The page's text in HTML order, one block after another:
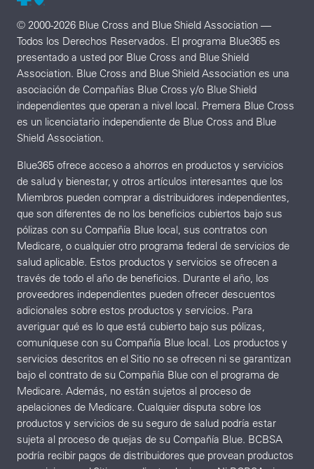
© 2000-2026 Blue Cross and Blue Shield Association —
Todos los Derechos Reservados. El programa Blue365 es
presentado a usted por Blue Cross and Blue Shield
Association. Blue Cross and Blue Shield Association es una
asociación de Compañías Blue Cross y/o Blue Shield
independientes que operan a nivel local. Premera Blue Cross
es un licenciatario independiente de Blue Cross and Blue
Shield Association.
Blue365 ofrece acceso a ahorros en productos y servicios
de salud y bienestar, y otros artículos interesantes que los
Miembros pueden comprar a distribuidores independientes,
que son diferentes de no los beneficios cubiertos bajo sus
pólizas con su Compañía Blue local, sus contratos con
Medicare, o cualquier otro programa federal de servicios de
salud aplicable. Estos productos y servicios se ofrecen a
través de todo el año de beneficios. Durante el año, los
proveedores independientes pueden ofrecer descuentos
adicionales sobre estos productos y servicios. Para
averiguar qué es lo que está cubierto bajo sus pólizas,
comuníquese con su Compañía Blue local. Los productos y
servicios descritos en el Sitio no se ofrecen ni se garantizan
bajo el contrato de su Compañía Blue con el programa de
Medicare. Además, no están sujetos al proceso de
apelaciones de Medicare. Cualquier disputa sobre los
productos y servicios de su seguro de salud podría estar
sujeta al proceso de quejas de su Compañía Blue. BCBSA
podría recibir pagos de distribuidores que provean productos